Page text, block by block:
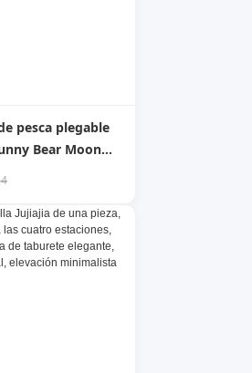
pesca plegable
Bear Moon